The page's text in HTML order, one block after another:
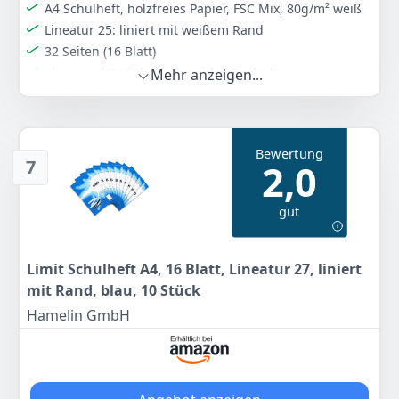
A4 Schulheft, holzfreies Papier, FSC Mix, 80g/m² weiß
Lineatur 25: liniert mit weißem Rand
32 Seiten (16 Blatt)
abgerundete Ecken vermeiden Eselsohren
Farbe Hersteller Gewicht
Mehr anzeigen...
7
Bewertung
2,0
gut
Limit Schulheft A4, 16 Blatt, Lineatur 27, liniert
mit Rand, blau, 10 Stück
Hamelin GmbH